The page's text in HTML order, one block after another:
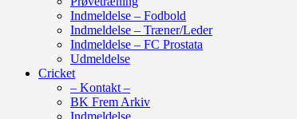
Indmeldelse – Fodbold
Indmeldelse – Træner/Leder
Indmeldelse – FC Prostata
Udmeldelse
Cricket
– Kontakt –
BK Frem Arkiv
Indmeldelse